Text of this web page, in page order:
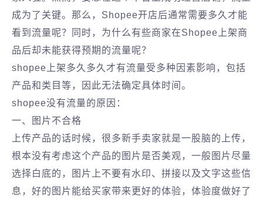
成为了关键。那么，Shopee开店后通常需要多久才能
看到流量呢？同时，为什么有些商家在Shopee上架商
品后却未能获得预期的流量呢？
shopee上架多久多久才有流量受多种因素影响，包括
产品和类目等，因此无法确定具体时间。
shopee没有流量的原因：
一、图片不合格
上传产品的话时候，很多新手卖家就是一股脑的上传，
根本没有考虑这个产品的图片是否美观，一般图片尽量
选择白底的，图片上不要有水印、拼接以及文字这些信
息，好的图片能给买家带来更好的体验，体验度做好了